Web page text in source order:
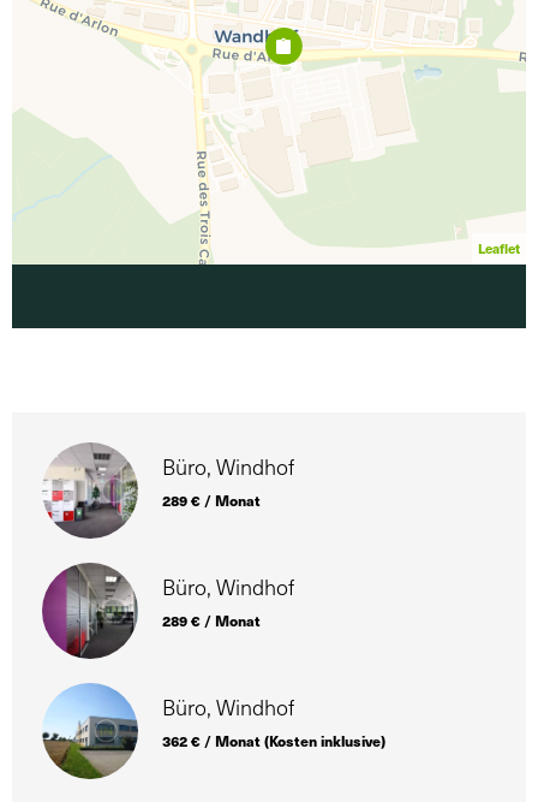
Leaflet
Büro, Windhof
289 € / Monat
Büro, Windhof
289 € / Monat
Büro, Windhof
362 € / Monat (Kosten inklusive)